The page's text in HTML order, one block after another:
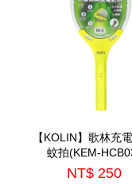
【KOLIN】歌林充
蚊拍(KEM-
NT$ 250